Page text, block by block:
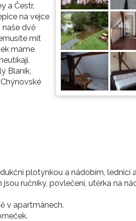
a Čestr,
na vejce
naše dvě
mít
máme
Blaník,
plotýnkou a nádobím, lednicí
ručníky, povlečení, utěrka na
v apartmánech.